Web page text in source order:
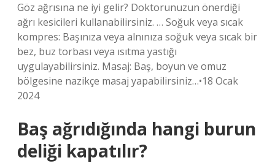
Göz ağrısına ne iyi gelir? Doktorunuzun önerdiği
ağrı kesicileri kullanabilirsiniz. … Soğuk veya sıcak
kompres: Başınıza veya alnınıza soğuk veya sıcak bir
bez, buz torbası veya ısıtma yastığı
uygulayabilirsiniz. Masaj: Baş, boyun ve omuz
bölgesine nazikçe masaj yapabilirsiniz…•18 Ocak
2024
Baş ağrıdığında hangi burun
deliği kapatılır?